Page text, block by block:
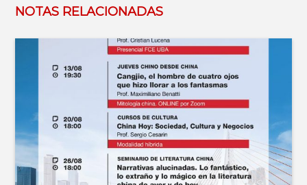
NOTAS RELACIONADAS